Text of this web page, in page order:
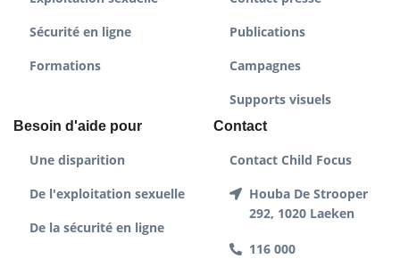
Sécurité en ligne
Formations
Publications
Campagnes
Supports visuels
Besoin d'aide pour
Une disparition
De l'exploitation sexuelle
De la sécurité en ligne
Contact
Contact Child Focus
Houba De Strooper
292, 1020 Laeken
116 000